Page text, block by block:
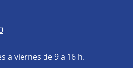
a viernes de 9 a 16 h.